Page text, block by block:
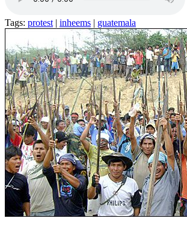
Tags: protest | inheems | guatemala